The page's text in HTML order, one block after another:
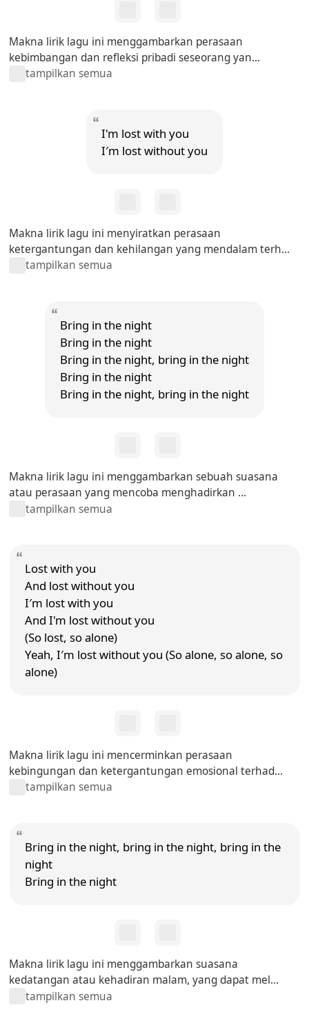
Makna lirik lagu ini menggambarkan perasaan
kebimbangan dan refleksi pribadi seseorang yan...
tampilkan semua
I'm lost with you
I′m lost without you
Makna lirik lagu ini menyiratkan perasaan
ketergantungan dan kehilangan yang mendalam terh...
tampilkan semua
Bring in the night
Bring in the night
Bring in the night, bring in the night
Bring in the night
Bring in the night, bring in the night
Makna lirik lagu ini menggambarkan sebuah suasana
atau perasaan yang mencoba menghadirkan ...
tampilkan semua
Lost with you
And lost without you
I′m lost with you
And I'm lost without you
(So lost, so alone)
Yeah, I′m lost without you (So alone, so alone, so
alone)
Makna lirik lagu ini mencerminkan perasaan
kebingungan dan ketergantungan emosional terhad...
tampilkan semua
Bring in the night, bring in the night, bring in the
night
Bring in the night
Makna lirik lagu ini menggambarkan suasana
kedatangan atau kehadiran malam, yang dapat mel...
tampilkan semua